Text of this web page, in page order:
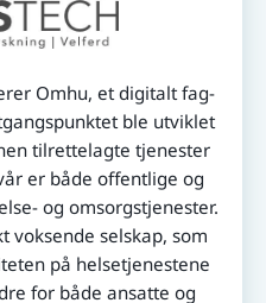
Omhu, et digitalt fag-
ble utviklet
tilrettelagte tjenester
er både offentlige og
og omsorgstjenester.
voksende selskap, som
på helsetjenestene
for både ansatte og